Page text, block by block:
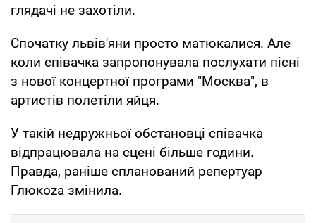
глядачі не захотіли.
Спочатку львів'яни просто матюкалися. Але
коли співачка запропонувала послухати пісні
з нової концертної програми "Москва", в
артистів полетіли яйця.
У такій недружньої обстановці співачка
відпрацювала на сцені більше години.
Правда, раніше спланований репертуар
Глюкоzа змінила.